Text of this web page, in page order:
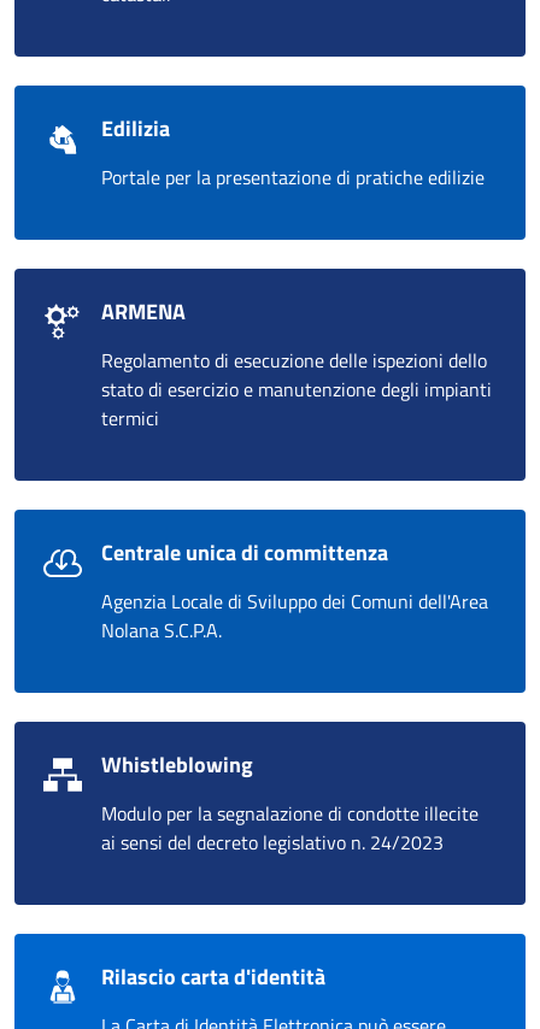
Edilizia
Portale per la presentazione di pratiche edilizie
ARMENA
Regolamento di esecuzione delle ispezioni dello
stato di esercizio e manutenzione degli impianti
termici
Centrale unica di committenza
Agenzia Locale di Sviluppo dei Comuni dell'Area
Nolana S.C.P.A.
Whistleblowing
Modulo per la segnalazione di condotte illecite
ai sensi del decreto legislativo n. 24/2023
Rilascio carta d'identità